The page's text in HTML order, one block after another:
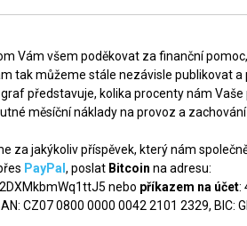
Vám všem poděkovat za finanční
tak můžeme stále nezávisle publikovat a
představuje, kolika procenty nám
měsíční náklady na provoz a zachování
za jakýkoliv příspěvek, který nám
PayPal , poslat Bitcoin na adresu:
nebo příkazem na účet:
CZ07 0800 0000 0042 2101 2329, BIC: